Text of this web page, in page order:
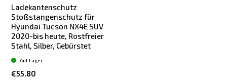
Ladekantenschutz
Stoßstangenschutz für
Hyundai Tucson NX4E SUV
2020-bis heute, Rostfreier
Stahl, Silber, Gebürstet
€55.80
Auf Lager